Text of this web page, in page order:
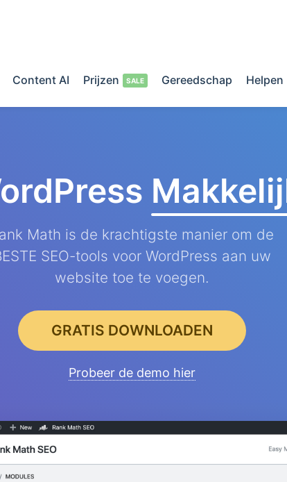
Content AI Prijzen Gereedschap Helpen
Math is de krachtigste manier om de
SEO-tools voor WordPress aan uw
website toe te voegen.
GRATIS DOWNLOADEN
Probeer de demo hier